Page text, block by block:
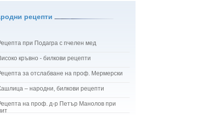
рецепти
при Подагра с пчелен мед
кръвно - билкови рецепти
за отслабване на проф. Мермерски
– народни, билкови рецепти
на проф. д-р Петър Манолов при